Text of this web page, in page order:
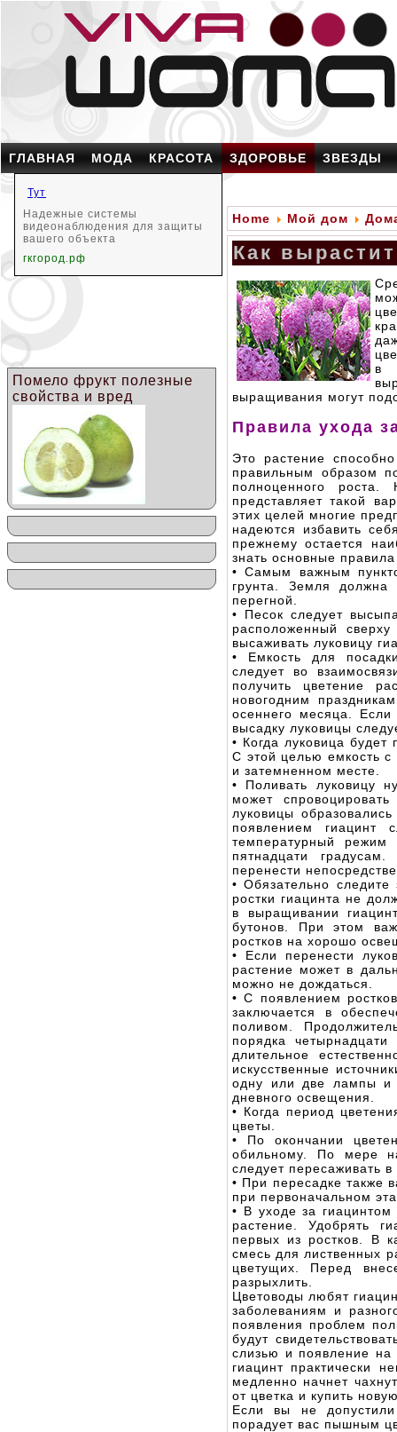
ГЛАВНАЯ МОДА КРАСОТА ЗДОРОВЬЕ ЗВЕЗДЫ
Тут
Надежные системы
видеонаблюдения для защиты
вашего объекта
гкгород.рф
Помело фрукт полезные
свойства и вред
Home Мой дом
Как
в
выращивания могут
Правила ухода
Это растение
правильным образом
полноценного
представляет такой
этих целей многие
надеются избавить
прежнему остается
знать основные
• Самым важным
грунта. Земля
перегной.
• Песок следует
расположенный
высаживать луковицу
• Емкость для
следует во
получить цветение
новогодним
осеннего месяца.
высадку луковицы
• Когда луковица
С этой целью емкость
и затемненном месте.
• Поливать луковицу
может
луковицы
появлением гиацинт
температурный
пятнадцати
перенести
• Обязательно
ростки гиацинта не
в выращивании
бутонов. При этом
ростков на хорошо
• Если перенести
растение может в
можно не дождаться.
• С появлением
заключается в
поливом.
порядка
длительное
искусственные
одну или две лампы и
дневного освещения.
• Когда период
цветы.
• По окончании
обильному. По мере
следует пересаживать
• При пересадке также
при первоначальном
• В уходе за
растение. Удобрять
первых из ростков. В
смесь для лиственных
цветущих. Перед
разрыхлить.
Цветоводы любят
заболеваниям и
появления проблем
будут
слизью и появление на
гиацинт практически
медленно начнет
от цветка и купить
Если вы не допустили
порадует вас пышным